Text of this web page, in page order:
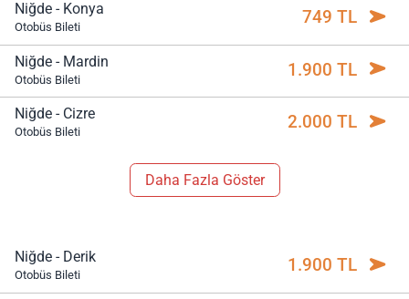
Niğde - Konya
Otobüs Bileti 749 TL
Niğde - Mardin
Otobüs Bileti 1.900 TL
Niğde - Cizre
Otobüs Bileti 2.000 TL
Daha Fazla Göster
Niğde - Derik
Otobüs Bileti 1.900 TL